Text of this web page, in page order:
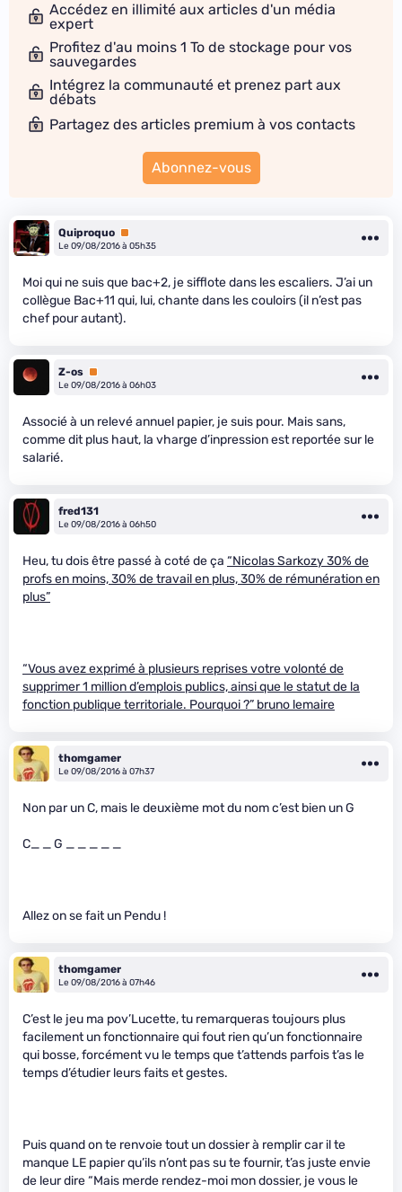
Accédez en illimité aux articles d'un média
expert
Profitez d'au moins 1 To de stockage pour vos
sauvegardes
Intégrez la communauté et prenez part aux
débats
Partagez des articles premium à vos contacts
Abonnez-vous
Quiproquo Premium
Le 09/08/2016 à 05h35
Moi qui ne suis que bac+2, je sifflote dans les escaliers. J’ai un
collègue Bac+11 qui, lui, chante dans les couloirs (il n’est pas
chef pour autant).
Z-os Premium
Le 09/08/2016 à 06h03
Associé à un relevé annuel papier, je suis pour. Mais sans,
comme dit plus haut, la vharge d’inpression est reportée sur le
salarié.
fred131
Le 09/08/2016 à 06h50
Heu, tu dois être passé à coté de ça “Nicolas Sarkozy 30% de
profs en moins, 30% de travail en plus, 30% de rémunération en
plus”
“Vous avez exprimé à plusieurs reprises votre volonté de
supprimer 1 million d’emplois publics, ainsi que le statut de la
fonction publique territoriale. Pourquoi ?” bruno lemaire
thomgamer
Le 09/08/2016 à 07h37
Non par un C, mais le deuxième mot du nom c’est bien un G
C_ _ G _ _ _ _ _
Allez on se fait un Pendu !
thomgamer
Le 09/08/2016 à 07h46
C’est le jeu ma pov’Lucette, tu remarqueras toujours plus
facilement un fonctionnaire qui fout rien qu’un fonctionnaire
qui bosse, forcément vu le temps que t’attends parfois t’as le
temps d’étudier leurs faits et gestes.
Puis quand on te renvoie tout un dossier à remplir car il te
manque LE papier qu’ils n’ont pas su te fournir, t’as juste envie
de leur dire “Mais merde rendez-moi mon dossier, je vous le